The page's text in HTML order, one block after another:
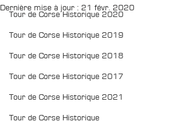
Tour de Corse Historique 2020
Tour de Corse Historique 2019
Tour de Corse Historique 2018
Tour de Corse Historique 2017
Tour de Corse Historique 2021
Tour de Corse Historique
Dernière mise à jour : 21 févr. 2020